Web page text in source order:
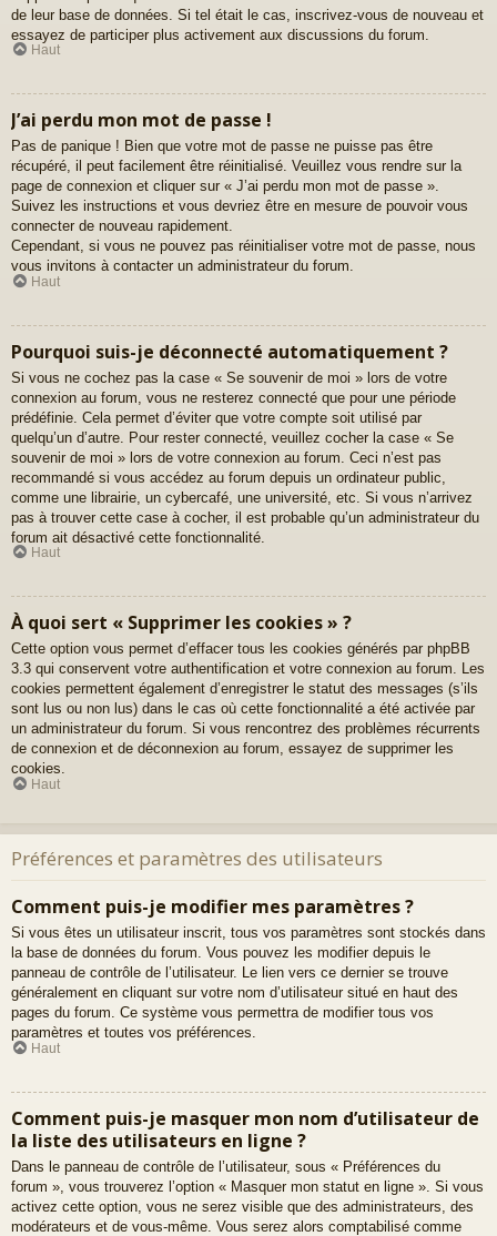
de leur base de données. Si tel était le cas, inscrivez-vous de nouveau et
essayez de participer plus activement aux discussions du forum.
Haut
J’ai perdu mon mot de passe !
Pas de panique ! Bien que votre mot de passe ne puisse pas être
récupéré, il peut facilement être réinitialisé. Veuillez vous rendre sur la
page de connexion et cliquer sur « J’ai perdu mon mot de passe ».
Suivez les instructions et vous devriez être en mesure de pouvoir vous
connecter de nouveau rapidement.
Cependant, si vous ne pouvez pas réinitialiser votre mot de passe, nous
vous invitons à contacter un administrateur du forum.
Haut
Pourquoi suis-je déconnecté automatiquement ?
Si vous ne cochez pas la case « Se souvenir de moi » lors de votre
connexion au forum, vous ne resterez connecté que pour une période
prédéfinie. Cela permet d’éviter que votre compte soit utilisé par
quelqu’un d’autre. Pour rester connecté, veuillez cocher la case « Se
souvenir de moi » lors de votre connexion au forum. Ceci n’est pas
recommandé si vous accédez au forum depuis un ordinateur public,
comme une librairie, un cybercafé, une université, etc. Si vous n’arrivez
pas à trouver cette case à cocher, il est probable qu’un administrateur du
forum ait désactivé cette fonctionnalité.
Haut
À quoi sert « Supprimer les cookies » ?
Cette option vous permet d’effacer tous les cookies générés par phpBB
3.3 qui conservent votre authentification et votre connexion au forum. Les
cookies permettent également d’enregistrer le statut des messages (s’ils
sont lus ou non lus) dans le cas où cette fonctionnalité a été activée par
un administrateur du forum. Si vous rencontrez des problèmes récurrents
de connexion et de déconnexion au forum, essayez de supprimer les
cookies.
Haut
Préférences et paramètres des utilisateurs
Comment puis-je modifier mes paramètres ?
Si vous êtes un utilisateur inscrit, tous vos paramètres sont stockés dans
la base de données du forum. Vous pouvez les modifier depuis le
panneau de contrôle de l’utilisateur. Le lien vers ce dernier se trouve
généralement en cliquant sur votre nom d’utilisateur situé en haut des
pages du forum. Ce système vous permettra de modifier tous vos
paramètres et toutes vos préférences.
Haut
Comment puis-je masquer mon nom d’utilisateur de
la liste des utilisateurs en ligne ?
Dans le panneau de contrôle de l’utilisateur, sous « Préférences du
forum », vous trouverez l’option « Masquer mon statut en ligne ». Si vous
activez cette option, vous ne serez visible que des administrateurs, des
modérateurs et de vous-même. Vous serez alors comptabilisé comme